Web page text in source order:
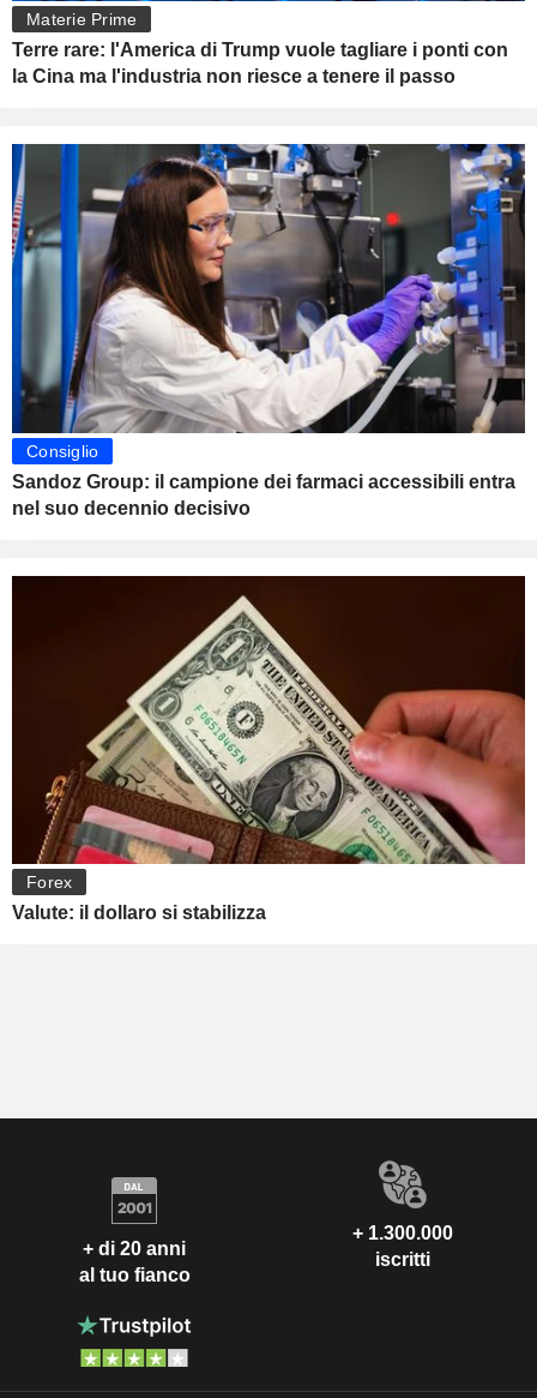
Materie Prime
Terre rare: l'America di Trump vuole tagliare i ponti con
la Cina ma l'industria non riesce a tenere il passo
Consiglio
Sandoz Group: il campione dei farmaci accessibili entra
nel suo decennio decisivo
Forex
Valute: il dollaro si stabilizza
+ di 20 anni
al tuo fianco
+ 1.300.000
iscritti